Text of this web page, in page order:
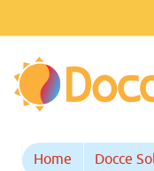
Home Docce